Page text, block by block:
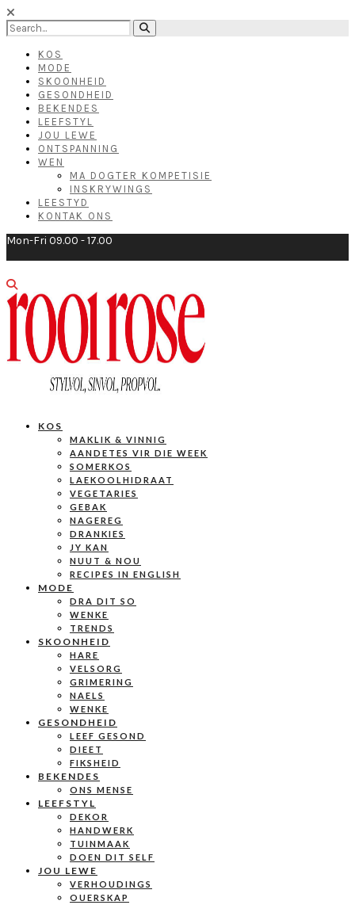
KOS
MODE
SKOONHEID
GESONDHEID
BEKENDES
LEEFSTYL
JOU LEWE
ONTSPANNING
WEN
MA DOGTER KOMPETISIE
INSKRYWINGS
LEESTYD
KONTAK ONS
Mon-Fri 09.00 - 17.00
KOS
MAKLIK & VINNIG
AANDETES VIR DIE WEEK
SOMERKOS
LAEKOOLHIDRAAT
VEGETARIES
GEBAK
NAGEREG
DRANKIES
JY KAN
NUUT & NOU
RECIPES IN ENGLISH
MODE
DRA DIT SO
WENKE
TRENDS
SKOONHEID
HARE
VELSORG
GRIMERING
NAELS
WENKE
GESONDHEID
LEEF GESOND
DIEET
FIKSHEID
BEKENDES
ONS MENSE
LEEFSTYL
DEKOR
HANDWERK
TUINMAAK
DOEN DIT SELF
JOU LEWE
VERHOUDINGS
OUERSKAP